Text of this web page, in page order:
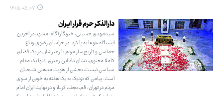
۱۴۰۵.۰۵.۰۷
دارالذکر حرم قرار ایـران
سیدمهدی حسینی، خبرنگار آگاه: مشهد در آخرین
ایستگاه غوغا به پا کرد. در خراسان رضوی وداع
حماسی و تاریخ‌ساز مردم با رهبرشان در یک فضای
کاملا معنوی، نشان داد این رهبری، تنها یک مقام
سیاسی نیست، بخشی از هویت مذهبی شیعیان
است. پیامی که نزدیک به یک هفته به خوبی از سوی
مردم در تهران، قم، نجف، کربلا و در نهایت ایران امام